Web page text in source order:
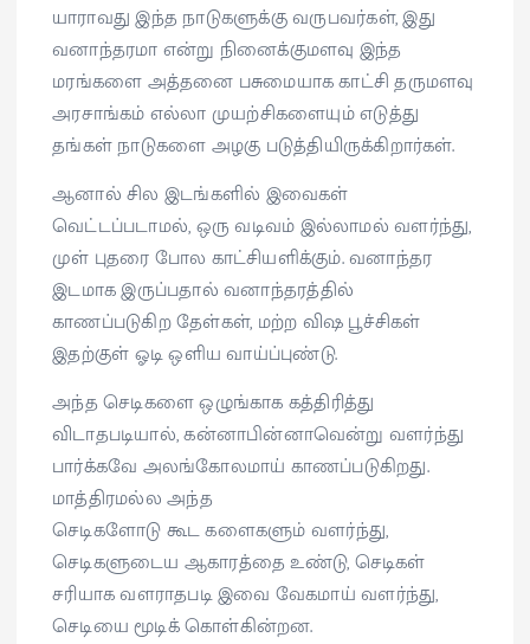
யாராவது இந்த நாடுகளுக்கு வருபவர்கள், இது
வனாந்தரமா என்று நினைக்குமளவு இந்த
மரங்களை அத்தனை பசுமையாக காட்சி தருமளவு
அரசாங்கம் எல்லா முயற்சிகளையும் எடுத்து
தங்கள் நாடுகளை அழகு படுத்தியிருக்கிறார்கள்.
ஆனால் சில இடங்களில் இவைகள்
வெட்டப்படாமல், ஒரு வடிவம் இல்லாமல் வளர்ந்து,
முள் புதரை போல காட்சியளிக்கும். வனாந்தர
இடமாக இருப்பதால் வனாந்தரத்தில்
காணப்படுகிற தேள்கள், மற்ற விஷ பூச்சிகள்
இதற்குள் ஓடி ஒளிய வாய்ப்புண்டு.
அந்த செடிகளை ஒழுங்காக கத்திரித்து
விடாதபடியால், கன்னாபின்னாவென்று வளர்ந்து
பார்க்கவே அலங்கோலமாய் காணப்படுகிறது.
மாத்திரமல்ல அந்த
செடிகளோடு கூட களைகளும் வளர்ந்து,
செடிகளுடைய ஆகாரத்தை உண்டு, செடிகள்
சரியாக வளராதபடி இவை வேகமாய் வளர்ந்து,
செடியை மூடிக் கொள்கின்றன.